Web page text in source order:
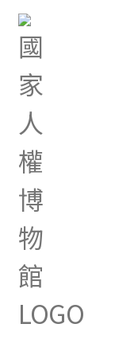
首頁
Jul 14, 2025 |
防騙十八招